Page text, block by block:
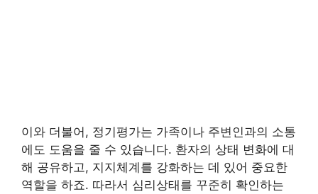
이와 더불어, 정기평가는 가족이나 주변인과의 소통
에도 도움을 줄 수 있습니다. 환자의 상태 변화에 대
해 공유하고, 지지체계를 강화하는 데 있어 중요한
역할을 하죠. 따라서 심리상태를 꾸준히 확인하는